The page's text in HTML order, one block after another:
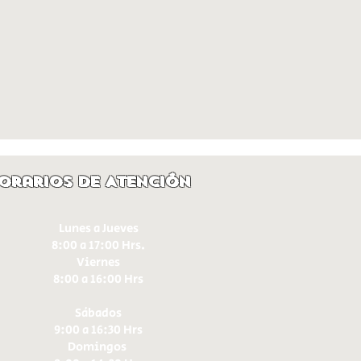
de Atención
Lunes a Jueves
8:00 a 17:00 Hrs.
Viernes
8:00 a 16:00 Hrs​
Sábados
9:00 a 16:30 Hrs
Domingos